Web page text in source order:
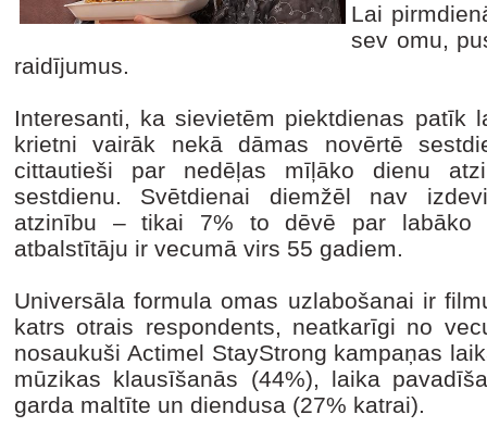
Lai
sev omu,
raidījumus.
Interesanti, ka sievietēm piektdienas patīk
krietni vairāk nekā dāmas novērtē
cittautieši par nedēļas mīļāko dienu
sestdienu. Svētdienai diemžēl nav
atzinību – tikai 7% to dēvē par labāko
atbalstītāju ir vecumā virs 55 gadiem.
Universāla formula omas uzlabošanai ir
katrs otrais respondents, neatkarīgi no
nosaukuši Actimel StayStrong kampaņas
mūzikas klausīšanās (44%), laika
garda maltīte un diendusa (27% katrai).